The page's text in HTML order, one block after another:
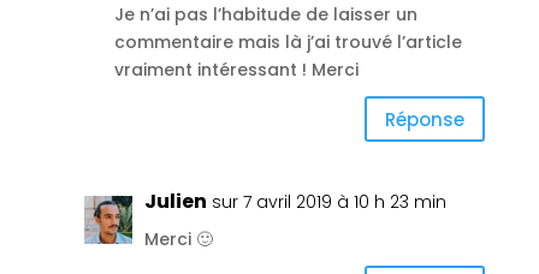
Je n’ai pas l’habitude de laisser un
commentaire mais là j’ai trouvé l’article
vraiment intéressant ! Merci
Réponse
Julien sur 7 avril 2019 à 10 h 23 min
Merci 🙂